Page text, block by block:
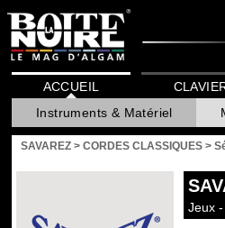
ACCUEIL
Instruments & Matériel
SAVAREZ > CORDES CLASSIQUES >
Jeux